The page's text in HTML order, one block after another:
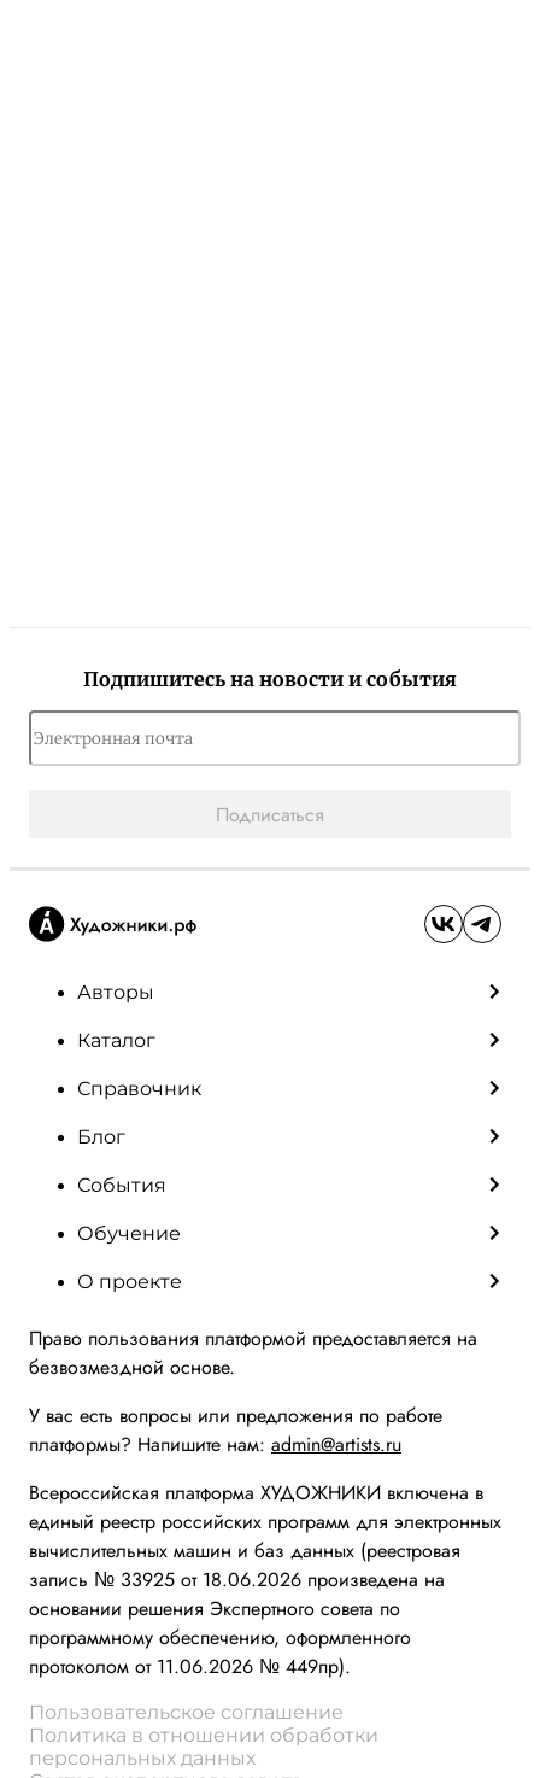
Подпишитесь на новости и события
Подписаться
Авторы
Каталог
Справочник
Блог
События
Обучение
О проекте
Право пользования платформой предоставляется на
безвозмездной основе.
У вас есть вопросы или предложения по работе
платформы? Напишите нам: admin@artists.ru
Всероссийская платформа ХУДОЖНИКИ включена в
единый реестр российских программ для электронных
вычислительных машин и баз данных (реестровая
запись № 33925 от 18.06.2026 произведена на
основании решения Экспертного совета по
программному обеспечению, оформленного
протоколом от 11.06.2026 № 449пр).
Пользовательское соглашение
Политика в отношении обработки
персональных данных